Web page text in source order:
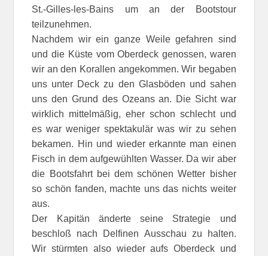
St.-Gilles-les-Bains um an der Bootstour
teilzunehmen.
Nachdem wir ein ganze Weile gefahren sind
und die Küste vom Oberdeck genossen, waren
wir an den Korallen angekommen. Wir begaben
uns unter Deck zu den Glasböden und sahen
uns den Grund des Ozeans an. Die Sicht war
wirklich mittelmäßig, eher schon schlecht und
es war weniger spektakulär was wir zu sehen
bekamen. Hin und wieder erkannte man einen
Fisch in dem aufgewühlten Wasser. Da wir aber
die Bootsfahrt bei dem schönen Wetter bisher
so schön fanden, machte uns das nichts weiter
aus.
Der Kapitän änderte seine Strategie und
beschloß nach Delfinen Ausschau zu halten.
Wir stürmten also wieder aufs Oberdeck und